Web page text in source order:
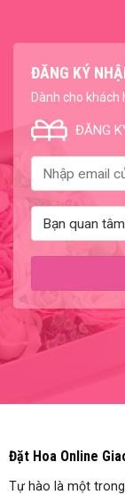
ĐĂNG KÝ
Dành cho
ĐĂNG
Đặt Hoa Online
Tự hào là một